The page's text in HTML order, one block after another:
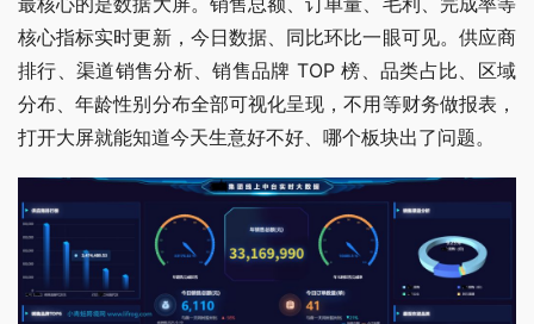
核心指标实时更新，今日数据、同比环比一眼可见。供应商
排行、渠道销售分析、销售品牌 TOP 榜、品类占比、区域
分布、年龄性别分布全部可视化呈现，不用等财务做报表，
打开大屏就能知道今天生意好不好、哪个板块出了问题。